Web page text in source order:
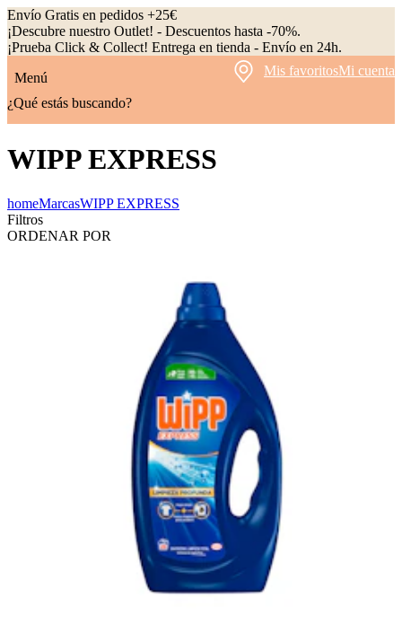
Envío Gratis en pedidos +25€
¡Descubre nuestro Outlet! - Descuentos hasta -70%.
¡Prueba Click & Collect! Entrega en tienda - Envío en 24h.
Menú
Mis favoritosMi cuenta
¿Qué estás buscando?
WIPP EXPRESS
homeMarcasWIPP EXPRESS
Filtros
ORDENAR POR